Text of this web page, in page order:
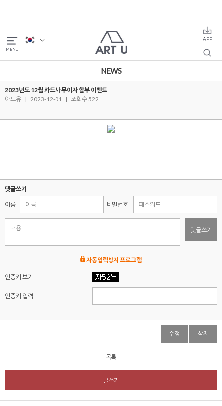
NEWS
2023년도 12월 카드사 무이자 할부 이벤트
아트유 | 2023-12-01 | 조회수 522
댓글쓰기
이름 비밀번호
댓글쓰기
자동입력방지 프로그램
인증키 보기
인증키 입력
수정 삭제
목록
글쓰기